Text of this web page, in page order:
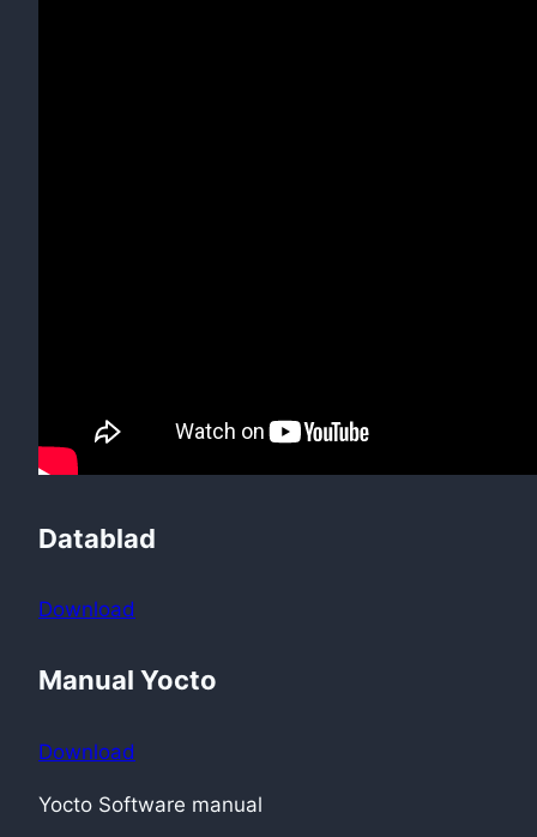
Datablad
Download
Manual Yocto
Download
Yocto Software manual